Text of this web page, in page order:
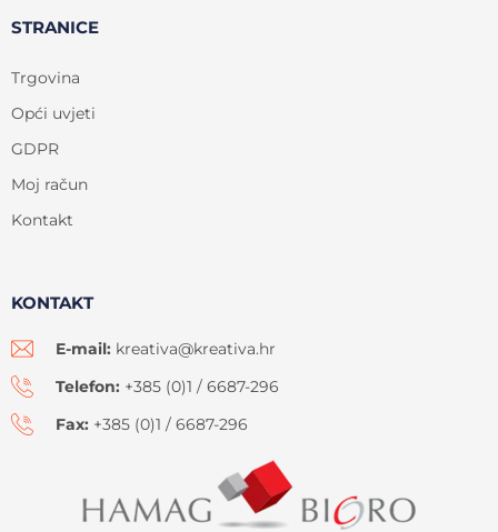
STRANICE
Trgovina
Opći uvjeti
GDPR
Moj račun
Kontakt
KONTAKT
E-mail: kreativa@kreativa.hr
Telefon: +385 (0)1 / 6687-296
Fax: +385 (0)1 / 6687-296